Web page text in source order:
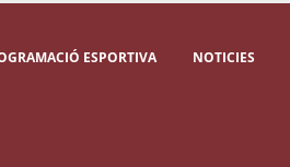
ESPORTIVA NOTICIES